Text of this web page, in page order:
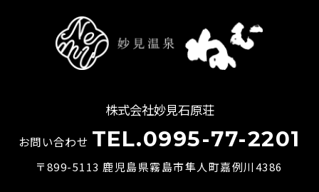
株式会社妙見石原荘
お問い合わせ TEL.0995-77-2201
〒899-5113 鹿児島県霧島市隼人町嘉例川4386